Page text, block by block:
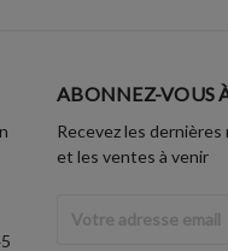
ABONNEZ-VOUS
Recevez les
et les ventes à venir
Email